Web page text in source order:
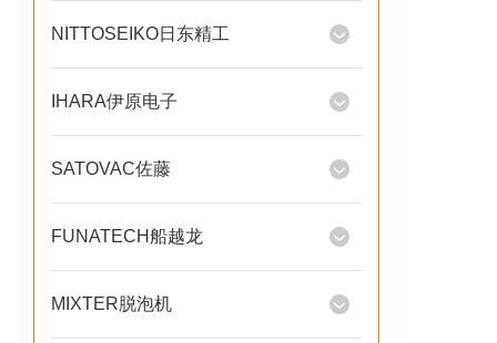
NITTOSEIKO日东精工
IHARA伊原电子
SATOVAC佐藤
FUNATECH船越龙
MIXTER脱泡机